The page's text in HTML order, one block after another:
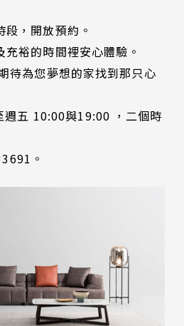
，開放預約。
裕的時間裡安心體驗。
待為您夢想的家找到那只心
週五 10:00與19:00 ，二個時
。